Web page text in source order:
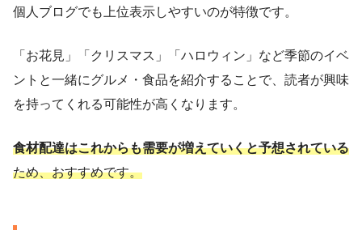
個人ブログでも上位表示しやすいのが特徴です。
「お花見」「クリスマス」「ハロウィン」など季節のイベ
ントと一緒にグルメ・食品を紹介することで、読者が興味
を持ってくれる可能性が高くなります。
食材配達はこれからも需要が増えていくと予想されている
ため、おすすめです。